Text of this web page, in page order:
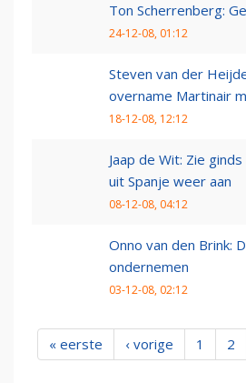
Ton Scherrenberg:
24-12-08, 01:12
Steven van der
overname Martinair
18-12-08, 12:12
Jaap de Wit: Zie
uit Spanje weer aan
08-12-08, 04:12
Onno van den Brink:
ondernemen
03-12-08, 02:12
« eerste ‹ vorige 1 2